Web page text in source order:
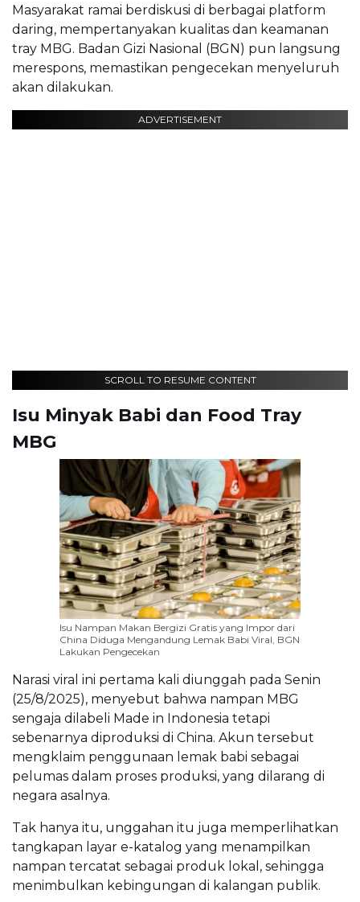
Masyarakat ramai berdiskusi di berbagai platform
daring, mempertanyakan kualitas dan keamanan
tray MBG. Badan Gizi Nasional (BGN) pun langsung
merespons, memastikan pengecekan menyeluruh
akan dilakukan.
ADVERTISEMENT
SCROLL TO RESUME CONTENT
Isu Minyak Babi dan Food Tray
MBG
Isu Nampan Makan Bergizi Gratis yang Impor dari
China Diduga Mengandung Lemak Babi Viral, BGN
Lakukan Pengecekan
Narasi viral ini pertama kali diunggah pada Senin
(25/8/2025), menyebut bahwa nampan MBG
sengaja dilabeli Made in Indonesia tetapi
sebenarnya diproduksi di China. Akun tersebut
mengklaim penggunaan lemak babi sebagai
pelumas dalam proses produksi, yang dilarang di
negara asalnya.
Tak hanya itu, unggahan itu juga memperlihatkan
tangkapan layar e-katalog yang menampilkan
nampan tercatat sebagai produk lokal, sehingga
menimbulkan kebingungan di kalangan publik.